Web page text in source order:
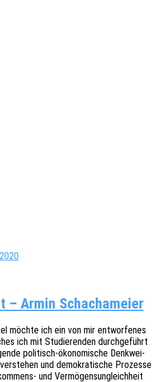
– Armin Schachameier
möchte ich ein von mir entwor­fe­nes
ich mit Studie­ren­den durch­ge­führt
poli­­tisch-ökon­o­­­mi­­sche Denk­wei­
und demo­kra­ti­sche Prozes­se
und Vermö­gens­un­gleich­heit